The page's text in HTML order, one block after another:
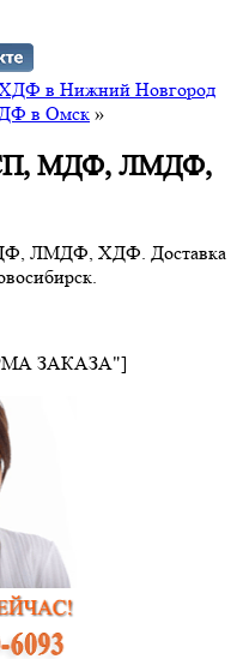
в Нижний Новгород
в Омск »
МДФ, ЛМДФ,
ЛМДФ, ХДФ. Доставка
ЗАКАЗА"]